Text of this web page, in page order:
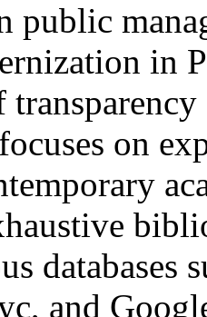
public
in
on
databases
and